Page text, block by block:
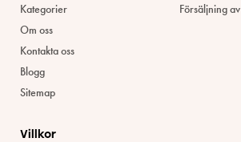
Kategorier
Om oss
Kontakta oss
Blogg
Sitemap
Försäljning
Villkor